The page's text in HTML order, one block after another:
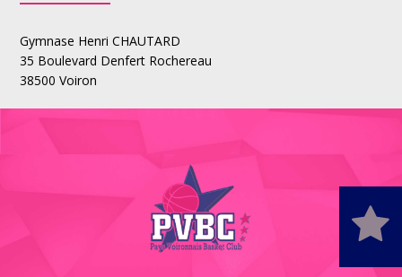
Gymnase Henri CHAUTARD
35 Boulevard Denfert Rochereau
38500 Voiron